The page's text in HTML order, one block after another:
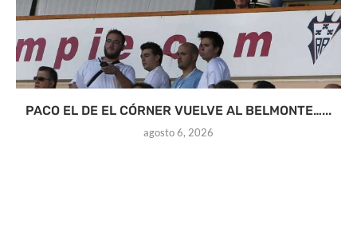
PACO EL DE EL CÓRNER VUELVE AL BELMONTE…...
agosto 6, 2026